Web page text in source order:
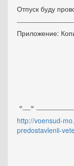
Отпуск буду
Приложение:
«__»
http://voensud-
predostavlenii-